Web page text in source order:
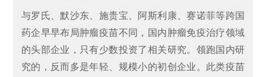
与罗氏、默沙东、施贵宝、阿斯利康、赛诺菲等跨国
药企早早布局肿瘤疫苗不同，国内肿瘤免疫治疗领域
的头部企业，只有少数投资了相关研究。领跑国内研
究的，反而多是年轻、规模小的初创企业。此类疫苗